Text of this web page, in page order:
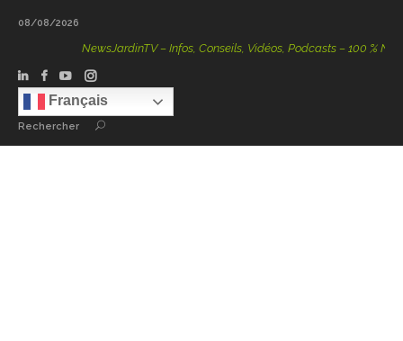
08/08/2026
NewsJardinTV – Infos, Conseils, Vidéos, Podcasts – 100 % Nature
Français
Rechercher